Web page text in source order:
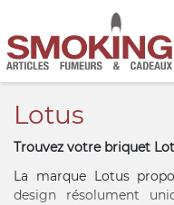
Lotus
Trouvez votre briquet
La marque Lotus
design résolument